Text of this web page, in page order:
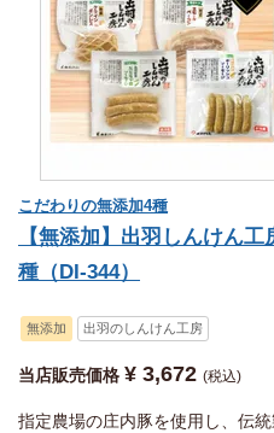
こだわりの無添加4種
【無添加】出羽しんけん工
種（DI-344）
無添加 出羽のしんけん工房
当店販売価格 ¥ 3,672 税込
指定農場の庄内豚を使用し、伝